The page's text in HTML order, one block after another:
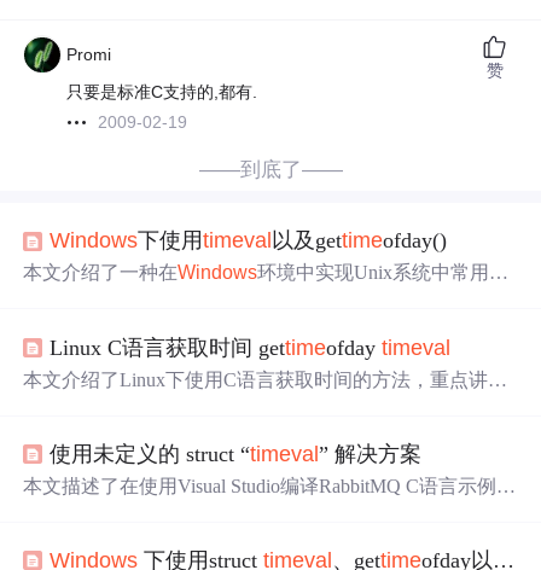
Promi
只要是标准C支持的,都有.
2009-02-19
赞
——到底了——
Windows下使用timeval 以及gettimeofday()
本文介绍了一种在Windows环境中实现Unix系统中常用的
的秒和微秒。
Linux C语言获取时间 gettimeofdaytimeval
本文介绍了Linux下使用C语言获取时间的方法，重点讲解
数。此外，还提及了timezone参数的使用，并提供了相关
链接以了解其他语言和Windows的计时函数。
使用未定义的 struct “timeval” 解决方案
本文描述了在使用Visual Studio编译RabbitMQ C语言示例代
并声明timeval 结构体，成功解决了编译问题。
Windows 下使用structtimeval、gettimeofday以及local